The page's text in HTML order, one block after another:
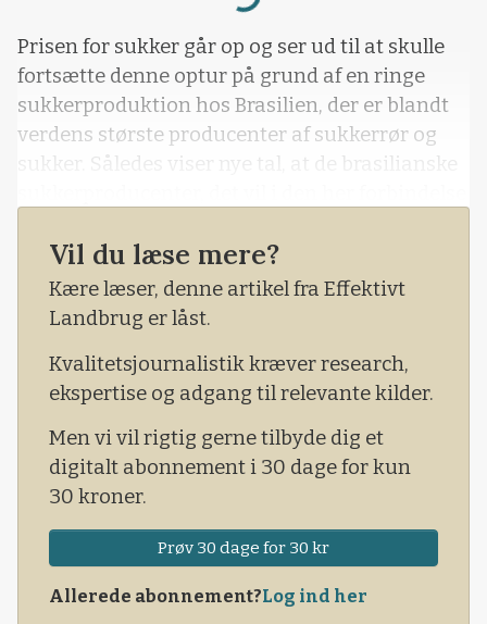
Loading...
Prisen for sukker går op og ser ud til at skulle
fortsætte denne optur på grund af en ringe
sukkerproduktion hos Brasilien, der er blandt
verdens største producenter af sukkerrør og
sukker. Således viser nye tal, at de brasilianske
sukker i første halvdel af november måned. Det
svarer til en nedgang i produktionen af sukker
på 46,7 procent
Vil du læse mere?
Kære læser, denne artikel fra Effektivt
Landbrug er låst.
Kvalitetsjournalistik kræver research,
ekspertise og adgang til relevante kilder.
Men vi vil rigtig gerne tilbyde dig et
digitalt abonnement i 30 dage for kun
30 kroner.
Prøv 30 dage for 30 kr
Allerede abonnement?Log ind her